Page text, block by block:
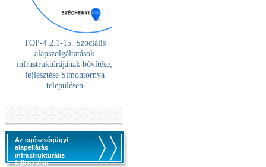
TOP-4.2.1-15. Szociális
alapszolgáltatások
infrastruktúrájának bővítése,
fejlesztése Simontornya
településen
Az egészségügyi
alapellátás
infrastrukturális
fejlesztése